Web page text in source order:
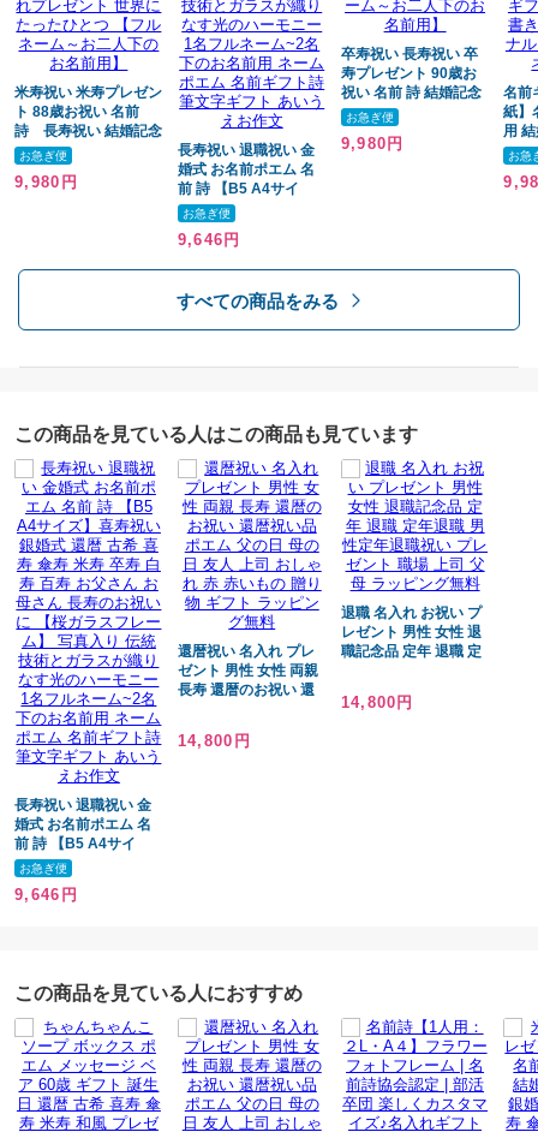
※お急ぎ便注文につきましては事前確認は無しで
完成画像のみとなります。
※お名前や内容によっては頭言葉にならない場合もありますので
ご了承ください。
※納期が設定されておりお客様とご連絡がつかない場合は
祝い/百寿祝い/出産祝い/成人祝い/バレンタインデー/ホワイトデー/卒業記
念品/内祝い/結婚祝い/結婚記念/昇進祝い/定年祝い/退職祝い/歓迎会/送迎
会/送別会/周年記念/創立記念/表彰状/長寿祝い
※名前ギフト詩、お名前ポエムは
弊社の登録商標となります。
名前ギフト詩とはお客様からお名前を使ってポエムのご依頼を受け
文章中にお名前を織り込んで世界にたったひとつの完全オリジナルポエ
ムを作成する
サービスとなります。また、一般的にはネームインポエムや名前詩、名
詩などと言われることもあります。
メッセージについて
お届けする方のお名前（ふりがな）、用途、
サイズ
額外側：293mm×193mm
米寿祝い 米寿プレゼン
ト 88歳お祝い 名前
詩 長寿祝い 結婚記念
日 金婚式 銀婚式 還暦
古希 喜寿 傘寿 卒寿 白
寿 百寿 お店 店舗 会社
お急ぎ便
9,980円
長寿祝い 退職祝い 金
婚式 お名前ポエム 名
前 詩 【B5 A4サイ
ズ】喜寿祝い 銀婚式
還暦 古希 喜寿 傘寿 米
寿 卒寿 白寿 百寿 お父
レーム】 写真入り 伝
お急ぎ便
9,646円
卒寿祝い 長寿祝い 卒
寿プレゼント 90歳お
祝い 名前 詩 結婚記念
日 金婚式 お店 店舗 会
社 名前ギフト詩 お名
前ポエム 各種御祝いに
お急ぎ便
9,980円
名前
紙】
用
日
古希
ん
ー
お急
すべての商品をみる
この商品を見ている人はこの商品も見ています
長寿祝い 退職祝い 金
婚式 お名前ポエム 名
前 詩 【B5 A4サイ
ズ】喜寿祝い 銀婚式
還暦 古希 喜寿 傘寿 米
寿 卒寿 白寿 百寿 お父
なす光のハーモニー 1
名フルネーム~2名下の
お名前用 ネームポエム
名前ギフト詩 筆文字ギ
フト あいうえお作文
お急ぎ便
9,646円
還暦祝い 名入れ プレ
ゼント 男性 女性 両親
長寿 還暦のお祝い 還
しゃれ 赤 赤いもの 贈
14,800円
退職 名入れ お祝い プ
レゼント 男性 女性 退
職記念品 定年 退職 定
司 父 母 ラッピング無
14,800円
この商品を見ている人におすすめ